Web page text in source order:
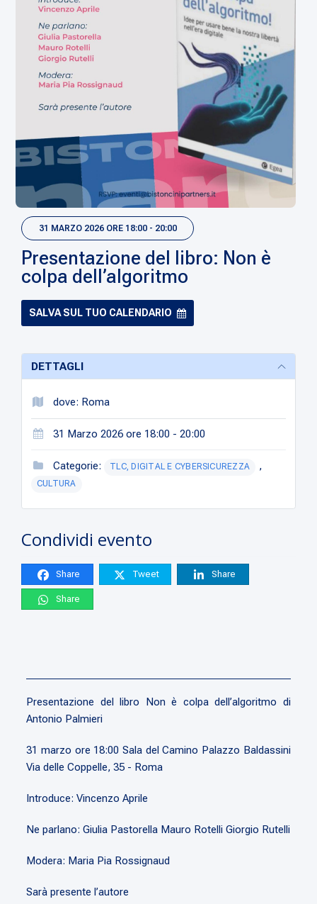
31 MARZO 2026 ORE 18:00 - 20:00
Presentazione del libro: Non è
colpa dell’algoritmo
SALVA SUL TUO CALENDARIO
DETTAGLI
dove: Roma
31 Marzo 2026 ore 18:00 - 20:00
Categorie: TLC, DIGITAL E CYBERSICUREZZA ,
CULTURA
Condividi evento
Share Tweet Share
Share
Presentazione del libro Non è colpa dell’algoritmo di
Antonio Palmieri
31 marzo ore 18:00 Sala del Camino Palazzo Baldassini
Via delle Coppelle, 35 - Roma
Introduce: Vincenzo Aprile
Ne parlano: Giulia Pastorella Mauro Rotelli Giorgio Rutelli
Modera: Maria Pia Rossignaud
Sarà presente l’autore